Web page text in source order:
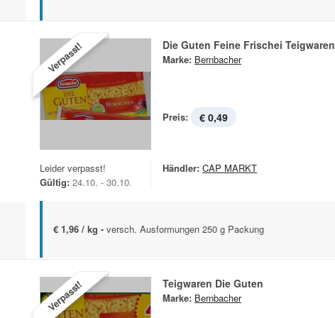
Verpasst! Die Guten Feine Frischei Teigwaren
Marke: Bernbacher
Preis: € 0,49
Leider verpasst!
Gültig: 24.10. - 30.10.
Händler: CAP MARKT
€ 1,96 / kg - versch. Ausformungen 250 g Packung
Verpasst! Teigwaren Die Guten
Marke: Bernbacher